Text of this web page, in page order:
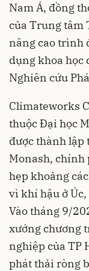
Nam Á, đồng
của Trung tâm
nâng cao trình
dụng khoa học
Nghiên cứu
Climateworks
thuộc Đại học
được thành lập
Monash, chính
hẹp khoảng
vì khí hậu ở
Vào tháng 9/
xướng chương
nghiệp của TP
phát thải ròng